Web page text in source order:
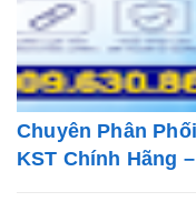
Chuyên Phân
KST Chính Hãng